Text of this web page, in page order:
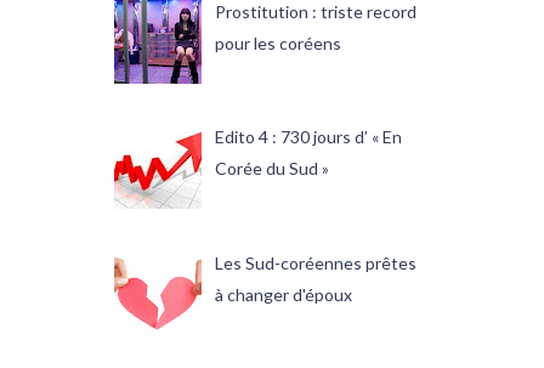
Prostitution : triste record
pour les coréens
Edito 4 : 730 jours d’ « En
Corée du Sud »
Les Sud-coréennes prêtes
à changer d'époux